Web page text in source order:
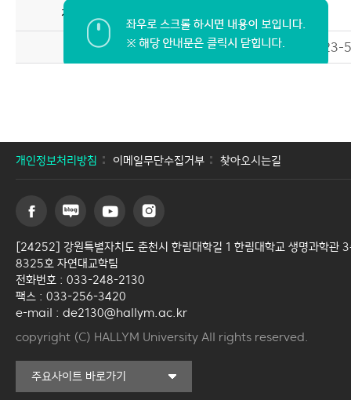
전망과 진로
- 호텔 및 다양한 레스토랑
주관기관
- 대한영양사협회, ☎ 02-
개인정보처리방침 이메일무단수집거부 찾아오시는길
[24252] 강원특별자치도 춘천시 한림대학길 1 한림대학교 생명과학관
8325호 자연대교학팀
전화번호 : 033-248-2130
팩스 : 033-256-3420
e-mail : de2130@hallym.ac.kr
copyright (C) HALLYM University All rights reserved.
주요사이트 바로가기
커뮤니티교육원